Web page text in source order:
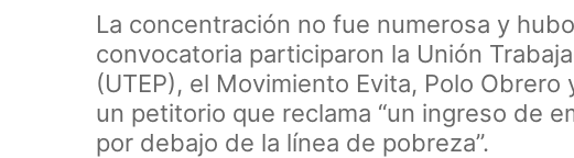
La concentración no fue numerosa y
convocatoria participaron la Unión
(UTEP), el Movimiento Evita, Polo
un petitorio que reclama “un ingreso de
por debajo de la línea de pobreza”.